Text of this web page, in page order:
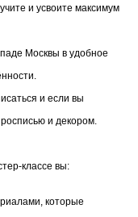
и усвоите максимум
Москвы в удобное
и если вы
и декором.
классе вы:
которые